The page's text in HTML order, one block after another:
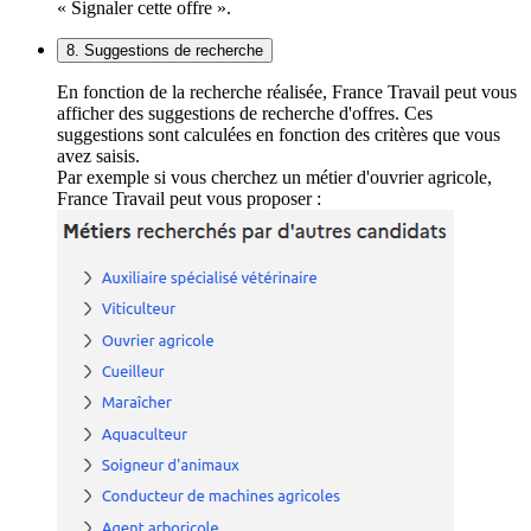
« Signaler cette offre ».
8. Suggestions de recherche
En fonction de la recherche réalisée, France Travail peut vous
afficher des suggestions de recherche d'offres. Ces
suggestions sont calculées en fonction des critères que vous
avez saisis.
Par exemple si vous cherchez un métier d'ouvrier agricole,
France Travail peut vous proposer :